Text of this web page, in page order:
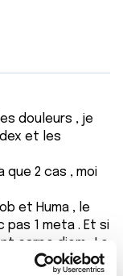
douleurs , je
et les
que 2 cas , moi
et Huma , le
pas 1 meta . Et si
carpe diem . Le
. Profite